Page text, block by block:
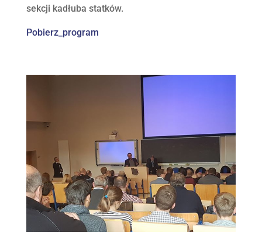
sekcji kadłuba statków.
Pobierz_program